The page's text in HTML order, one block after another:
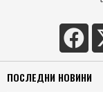
ПОСЛЕДНИ НОВИНИ